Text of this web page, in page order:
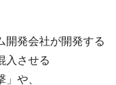
開発会社が​開発する​
入させる​
や、​